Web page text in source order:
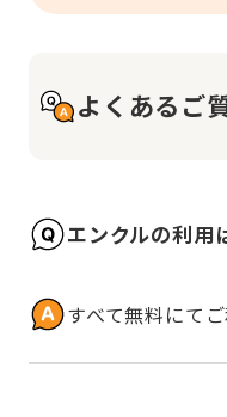
よくあるご
エンクルの利用
すべて無料にて